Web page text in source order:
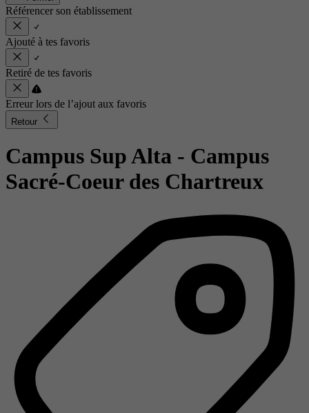
Référencer son établissement
Ajouté à tes favoris
Retiré de tes favoris
Erreur lors de l’ajout aux favoris
Retour
Campus Sup Alta - Campus
Sacré-Coeur des Chartreux